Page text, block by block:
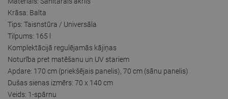
Krāsa: Balta
Tips: Taisnstūra / Universāla
Tilpums: 165 l
Komplektācijā regulējamās kājiņas
Noturība pret matēšanu un UV stariem
Apdare: 170 cm (priekšējais panelis), 70 cm (sānu panelis)
Dušas sienas izmērs: 70 x 140 cm
Veids: 1-spārnu